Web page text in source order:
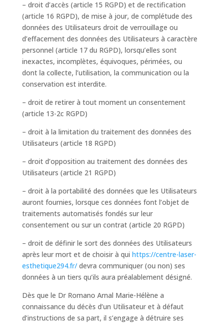
– droit d’accès (article 15 RGPD) et de rectification
(article 16 RGPD), de mise à jour, de complétude des
données des Utilisateurs droit de verrouillage ou
d’effacement des données des Utilisateurs à caractère
personnel (article 17 du RGPD), lorsqu’elles sont
inexactes, incomplètes, équivoques, périmées, ou
dont la collecte, l’utilisation, la communication ou la
conservation est interdite.
– droit de retirer à tout moment un consentement
(article 13-2c RGPD)
– droit à la limitation du traitement des données des
Utilisateurs (article 18 RGPD)
– droit d’opposition au traitement des données des
Utilisateurs (article 21 RGPD)
– droit à la portabilité des données que les Utilisateurs
auront fournies, lorsque ces données font l’objet de
traitements automatisés fondés sur leur
consentement ou sur un contrat (article 20 RGPD)
– droit de définir le sort des données des Utilisateurs
après leur mort et de choisir à qui https://centre-laser-
esthetique294.fr/devra communiquer (ou non) ses
données à un tiers qu’ils aura préalablement désigné.
Dès que le Dr Romano Arnal Marie-Hélène a
connaissance du décès d’un Utilisateur et à défaut
d’instructions de sa part, il s’engage à détruire ses